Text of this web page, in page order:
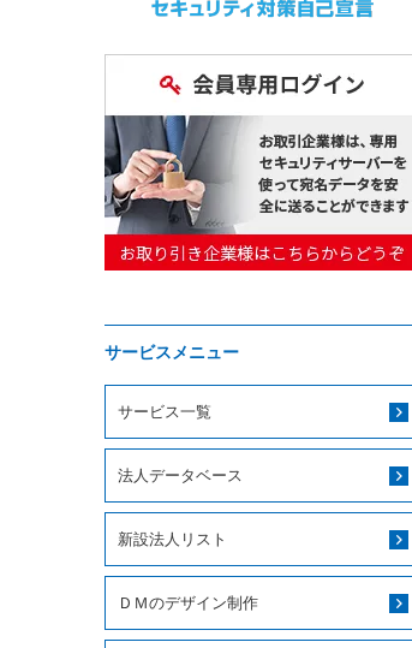
サービスメニュー
サービス一覧
法人データベース
新設法人リスト
ＤＭのデザイン制作